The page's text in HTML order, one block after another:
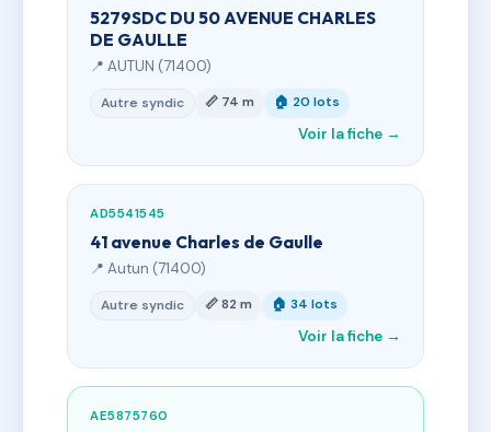
5279SDC DU 50 AVENUE CHARLES
DE GAULLE
📍 AUTUN (71400)
Autre syndic 📏 74 m 🏠 20 lots
Voir la fiche →
AD5541545
41 avenue Charles de Gaulle
📍 Autun (71400)
Autre syndic 📏 82 m 🏠 34 lots
Voir la fiche →
AE5875760